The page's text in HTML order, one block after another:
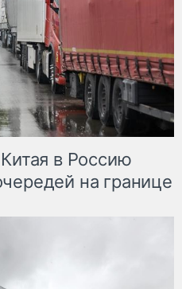
в Россию
на границе